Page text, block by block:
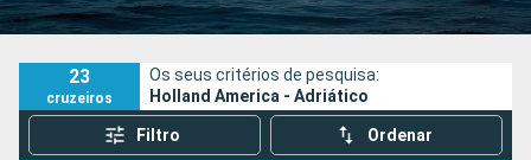
Data de partida
Cidades Companhias
Pesquisar
23
cruzeiros
Os seus critérios de pesquisa:
Holland America - Adriático
Filtro Ordenar